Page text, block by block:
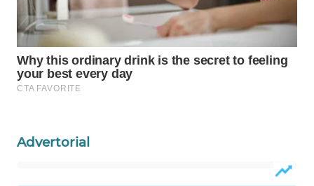
Advertorial
WAHANA
TV
WAHANANEWS
ID